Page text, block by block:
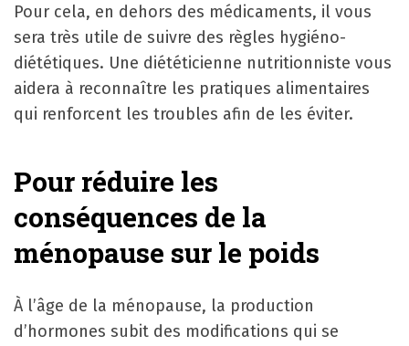
Pour cela, en dehors des médicaments, il vous
sera très utile de suivre des règles hygiéno-
diététiques. Une diététicienne nutritionniste vous
aidera à reconnaître les pratiques alimentaires
qui renforcent les troubles afin de les éviter.
Pour réduire les
conséquences de la
ménopause sur le poids
À l’âge de la ménopause, la production
d’hormones subit des modifications qui se